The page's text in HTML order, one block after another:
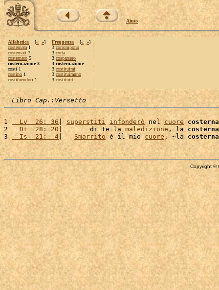
Aiuto
Alfabetica [« »]
costernata 1
costernati 7
costernato 5
costernazione 3
costì 1
costino 1
costituendoti 1
Frequenza [« »]
3 corrompono
3 corta
3 cosparsero
3 costernazione
3 costituirai
3 costituiranno
3 costituirti
Libro Cap.:Versetto
1
  Lv  26: 36
| superstiti infonderò nel cuore
2
  Dt  28: 20
|       di te la maledizione, la
3
  Is  21:  4
| Smarrito è il mio cuore , ~la
Copyright ©